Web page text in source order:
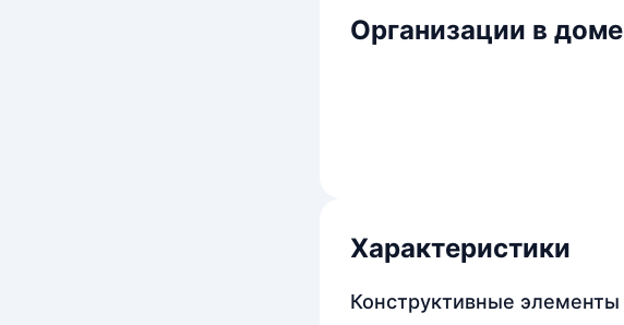
Организации в доме
Характеристики
Конструктивные элементы